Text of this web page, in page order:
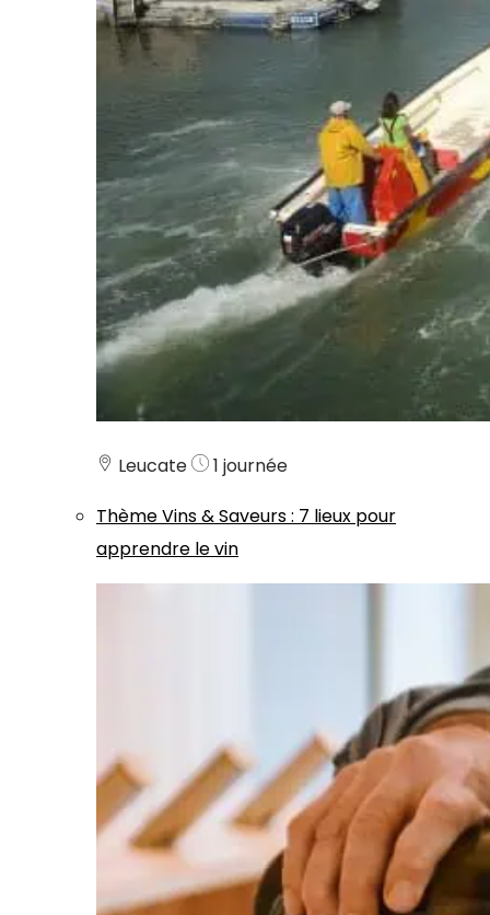
Leucate
1 journée
ThèmeVins & Saveurs: 7 lieux pour
apprendre le vin